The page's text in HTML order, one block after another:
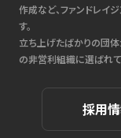
作成など、ファンドレイ
す。
立ち上げたばかりの団
の非営利組織に選ばれて
採用